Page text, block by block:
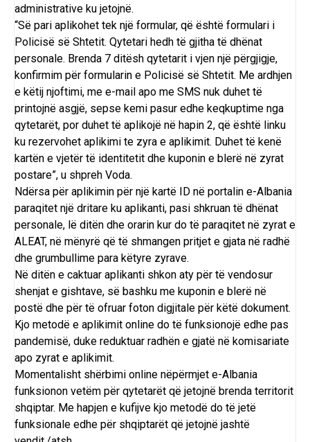
administrative ku jetojnë.
“Së pari aplikohet tek një formular, që është formulari i
Policisë së Shtetit. Qytetari hedh të gjitha të dhënat
personale. Brenda 7 ditësh qytetarit i vjen një përgjigje,
konfirmim për formularin e Policisë së Shtetit. Me ardhjen
e këtij njoftimi, me e-mail apo me SMS nuk duhet të
printojnë asgjë, sepse kemi pasur edhe keqkuptime nga
qytetarët, por duhet të aplikojë në hapin 2, që është linku
ku rezervohet aplikimi te zyra e aplikimit. Duhet të kenë
kartën e vjetër të identitetit dhe kuponin e blerë në zyrat
postare”, u shpreh Voda.
Ndërsa për aplikimin për një kartë ID në portalin e-Albania
paraqitet një dritare ku aplikanti, pasi shkruan të dhënat
personale, lë ditën dhe orarin kur do të paraqitet në zyrat e
ALEAT, në mënyrë që të shmangen pritjet e gjata në radhë
dhe grumbullime para këtyre zyrave.
Në ditën e caktuar aplikanti shkon aty për të vendosur
shenjat e gishtave, së bashku me kuponin e blerë në
postë dhe për të ofruar foton digjitale për këtë dokument.
Kjo metodë e aplikimit online do të funksionojë edhe pas
pandemisë, duke reduktuar radhën e gjatë në komisariate
apo zyrat e aplikimit.
Momentalisht shërbimi online nëpërmjet e-Albania
funksionon vetëm për qytetarët që jetojnë brenda territorit
shqiptar. Me hapjen e kufijve kjo metodë do të jetë
funksionale edhe për shqiptarët që jetojnë jashtë